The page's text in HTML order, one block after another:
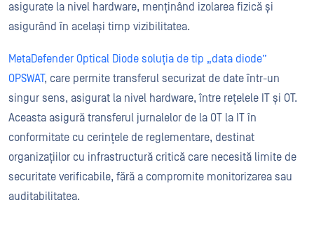
asigurate la nivel hardware, menținând izolarea fizică și
asigurând în același timp vizibilitatea.
MetaDefender Optical Diode soluția de tip „data diode”
OPSWAT, care permite transferul securizat de date într-un
singur sens, asigurat la nivel hardware, între rețelele IT și OT.
Aceasta asigură transferul jurnalelor de la OT la IT în
conformitate cu cerințele de reglementare, destinat
organizațiilor cu infrastructură critică care necesită limite de
securitate verificabile, fără a compromite monitorizarea sau
auditabilitatea.